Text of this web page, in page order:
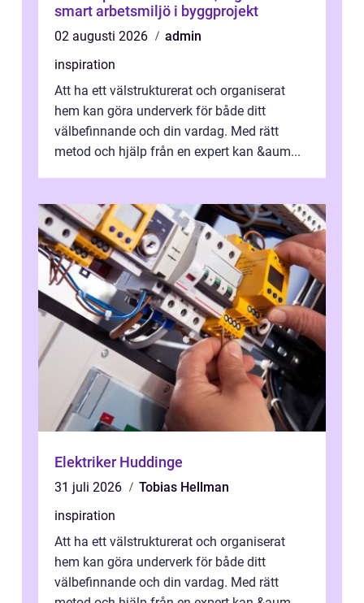
smart arbetsmiljö i byggprojekt
02 augusti 2026
admin
inspiration
Att ha ett välstrukturerat och organiserat
hem kan göra underverk för både ditt
välbefinnande och din vardag. Med rätt
metod och hjälp från en expert kan &aum...
Elektriker Huddinge
31 juli 2026
Tobias Hellman
inspiration
Att ha ett välstrukturerat och organiserat
hem kan göra underverk för både ditt
välbefinnande och din vardag. Med rätt